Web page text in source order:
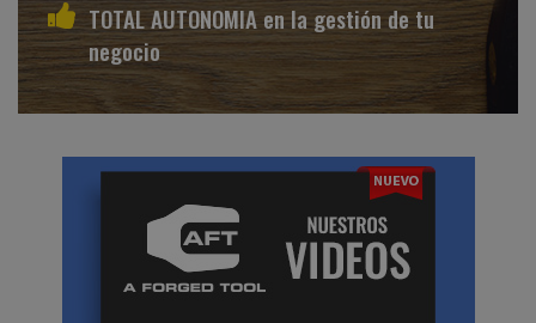
TOTAL AUTONOMIA en la gestión de tu
negocio